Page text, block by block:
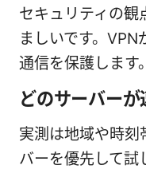
セキュリティの観
ましいです。
通信を保護します。
どのサーバーが
実測は地域や時刻
バーを優先して